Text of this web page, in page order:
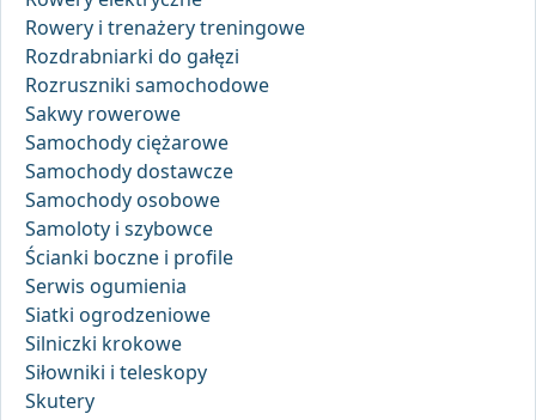
Rowery i trenażery treningowe
Rozdrabniarki do gałęzi
Rozruszniki samochodowe
Sakwy rowerowe
Samochody ciężarowe
Samochody dostawcze
Samochody osobowe
Samoloty i szybowce
Ścianki boczne i profile
Serwis ogumienia
Siatki ogrodzeniowe
Silniczki krokowe
Siłowniki i teleskopy
Skutery